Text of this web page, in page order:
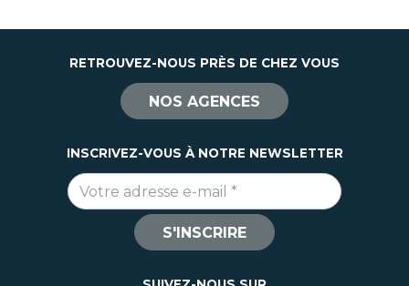
RETROUVEZ-NOUS PRÈS DE CHEZ VOUS
NOS AGENCES
INSCRIVEZ-VOUS À NOTRE NEWSLETTER
Adresse e-mail
S'INSCRIRE